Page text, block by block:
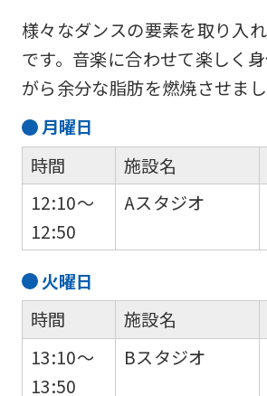
様々なダンスの要素を取り入
です。音楽に合わせて楽しく
がら余分な脂肪を燃焼させまし
月曜日
時間
12:10～
12:50
施設名
Aスタジオ
火曜日
時間
13:10～
13:50
施設名
Bスタジオ